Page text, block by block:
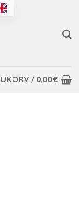
/ 0,00€